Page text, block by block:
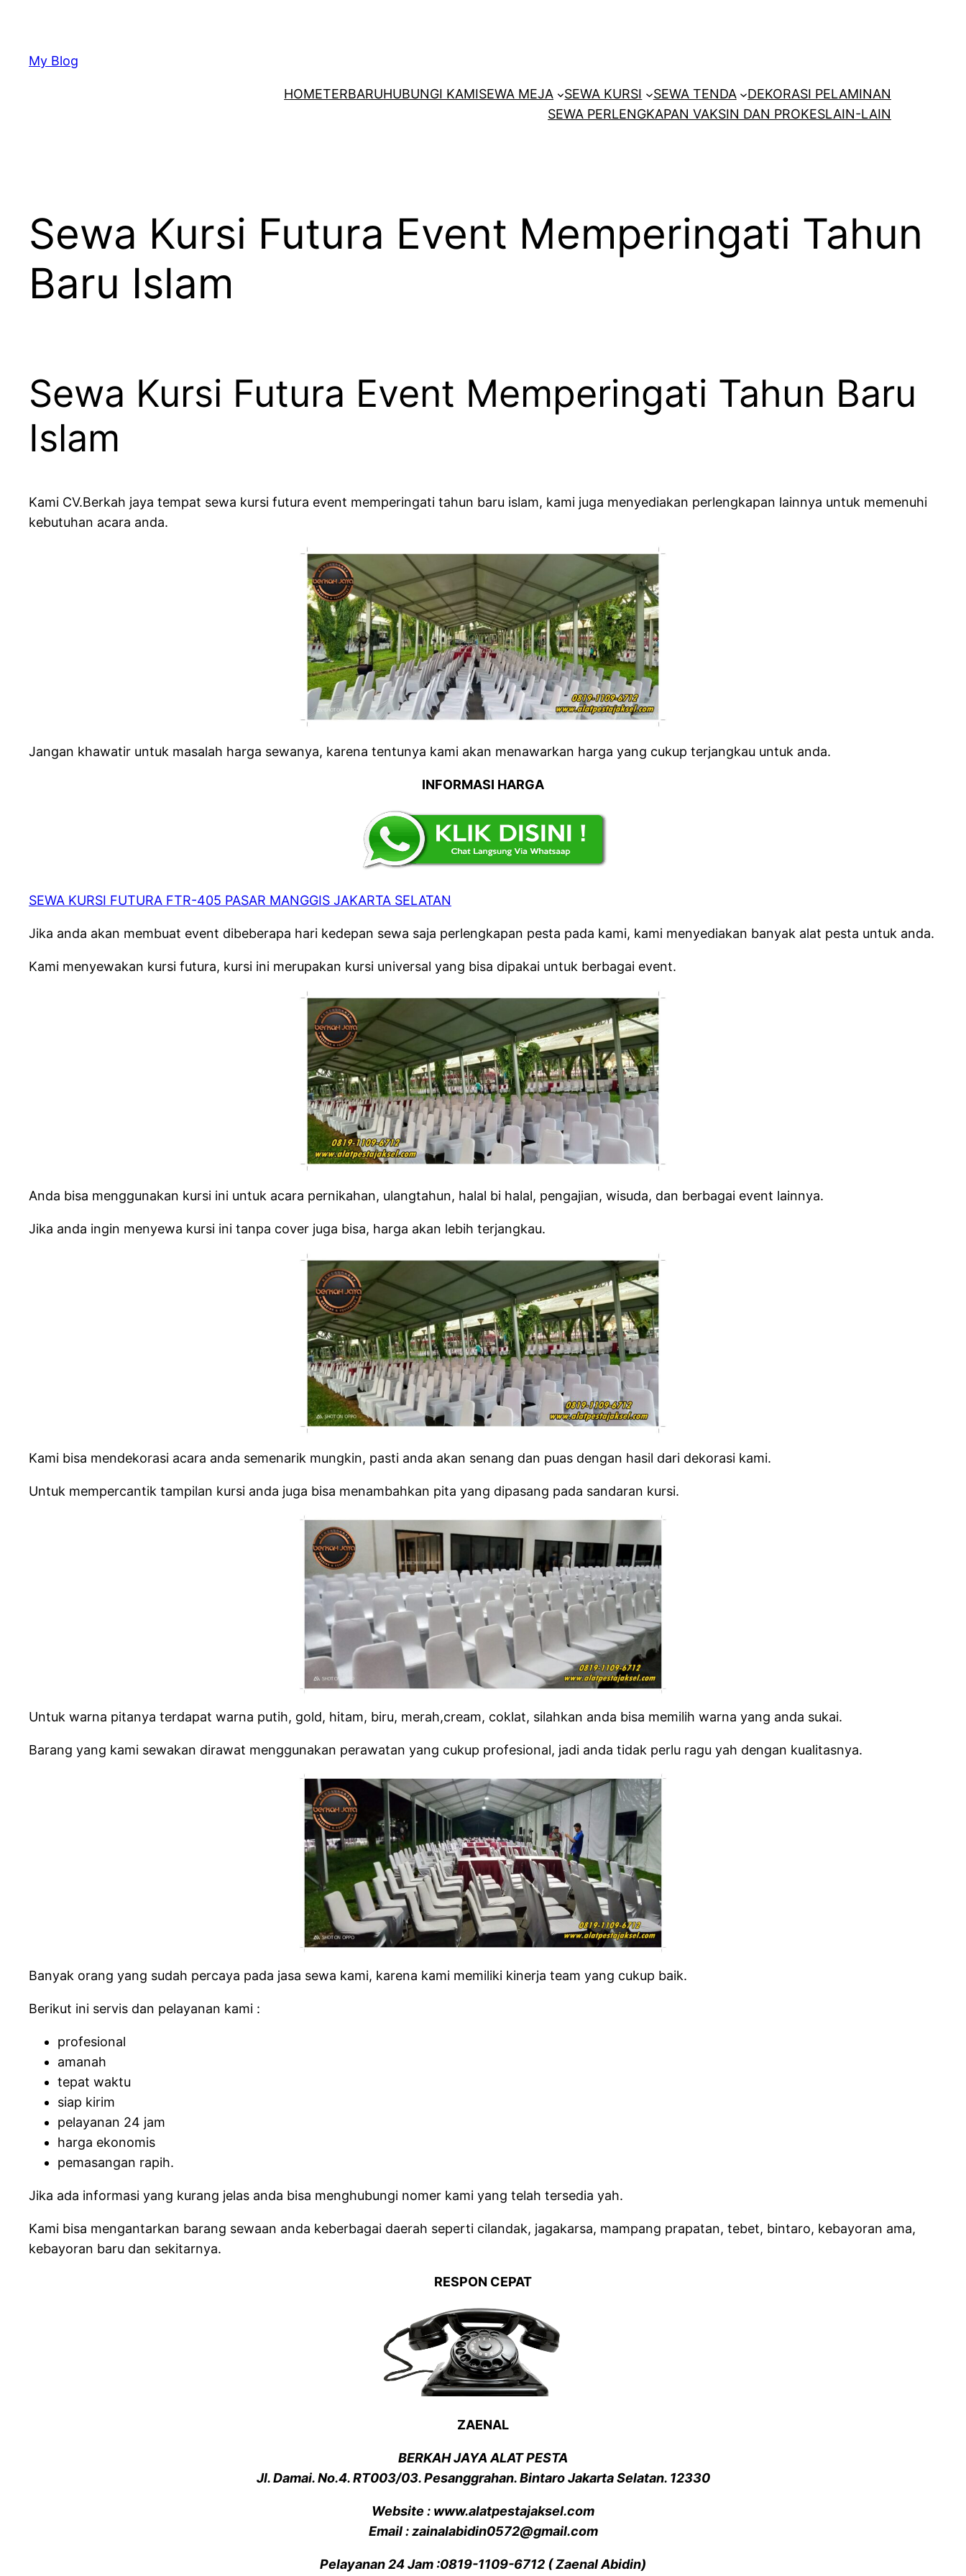
kontenMy Blog
HOMETERBARUHUBUNGI KAMISEWA MEJA SEWA KURSI SEWA TENDA
DEKORASI PELAMINAN
SEWA PERLENGKAPAN VAKSIN DAN PROKESLAIN-LAIN
Sewa Kursi Futura Event Memperingati Tahun
Baru Islam
Sewa Kursi Futura Event Memperingati Tahun Baru
Islam
Kami CV.Berkah jaya tempat sewa kursi futura event memperingati tahun baru islam, kami juga menyediakan perlengkapan lainnya untuk memenuhi
kebutuhan acara anda.
Jangan khawatir untuk masalah harga sewanya, karena tentunya kami akan menawarkan harga yang cukup terjangkau untuk anda.
INFORMASI HARGA
SEWA KURSI FUTURA FTR-405 PASAR MANGGIS JAKARTA SELATAN
Jika anda akan membuat event dibeberapa hari kedepan sewa saja perlengkapan pesta pada kami, kami menyediakan banyak alat pesta untuk anda.
Kami menyewakan kursi futura, kursi ini merupakan kursi universal yang bisa dipakai untuk berbagai event.
Anda bisa menggunakan kursi ini untuk acara pernikahan, ulangtahun, halal bi halal, pengajian, wisuda, dan berbagai event lainnya.
Jika anda ingin menyewa kursi ini tanpa cover juga bisa, harga akan lebih terjangkau.
Kami bisa mendekorasi acara anda semenarik mungkin, pasti anda akan senang dan puas dengan hasil dari dekorasi kami.
Untuk mempercantik tampilan kursi anda juga bisa menambahkan pita yang dipasang pada sandaran kursi.
Untuk warna pitanya terdapat warna putih, gold, hitam, biru, merah,cream, coklat, silahkan anda bisa memilih warna yang anda sukai.
Barang yang kami sewakan dirawat menggunakan perawatan yang cukup profesional, jadi anda tidak perlu ragu yah dengan kualitasnya.
Banyak orang yang sudah percaya pada jasa sewa kami, karena kami memiliki kinerja team yang cukup baik.
Berikut ini servis dan pelayanan kami :
profesional
amanah
tepat waktu
siap kirim
pelayanan 24 jam
harga ekonomis
pemasangan rapih.
Jika ada informasi yang kurang jelas anda bisa menghubungi nomer kami yang telah tersedia yah.
Kami bisa mengantarkan barang sewaan anda keberbagai daerah seperti cilandak, jagakarsa, mampang prapatan, tebet, bintaro, kebayoran ama,
kebayoran baru dan sekitarnya.
RESPON CEPAT
ZAENAL
BERKAH JAYA ALAT PESTA
Jl. Damai. No.4. RT003/03. Pesanggrahan. Bintaro Jakarta Selatan. 12330
Website : www.alatpestajaksel.com
Email : zainalabidin0572@gmail.com
Pelayanan 24 Jam :0819-1109-6712 ( Zaenal Abidin)